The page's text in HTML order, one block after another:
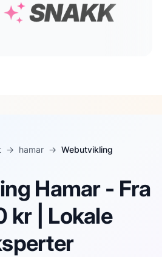
→ hamar → Webutvikling
Hamar - Fra
kr | Lokale